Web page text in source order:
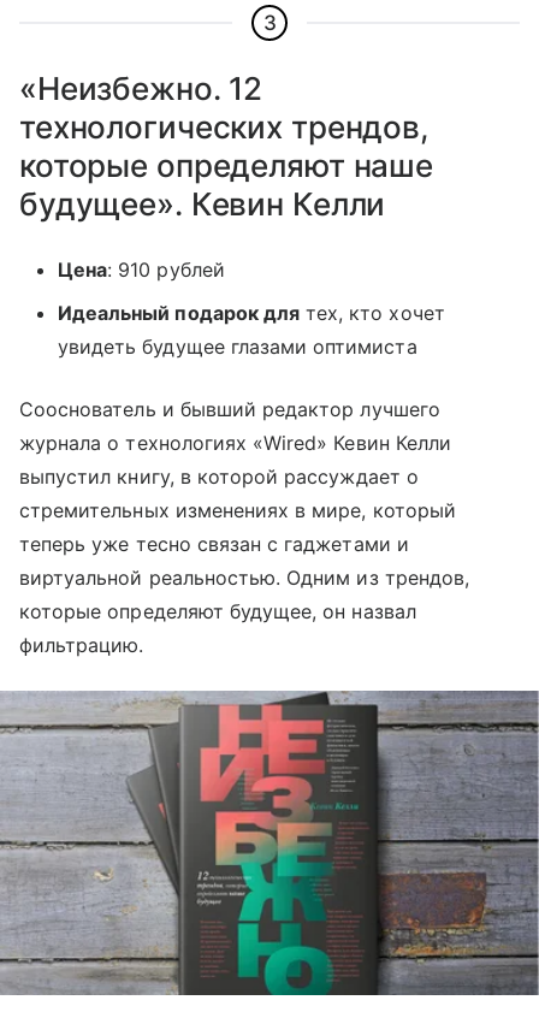
3
«Неизбежно. 12
технологических трендов,
которые определяют наше
будущее». Кевин Келли
Цена: 910 рублей
Идеальный подарок для тех, кто хочет
увидеть будущее глазами оптимиста
Сооснователь и бывший редактор лучшего
журнала о технологиях «Wired» Кевин Келли
выпустил книгу, в которой рассуждает о
стремительных изменениях в мире, который
теперь уже тесно связан с гаджетами и
виртуальной реальностью. Одним из трендов,
которые определяют будущее, он назвал
фильтрацию.